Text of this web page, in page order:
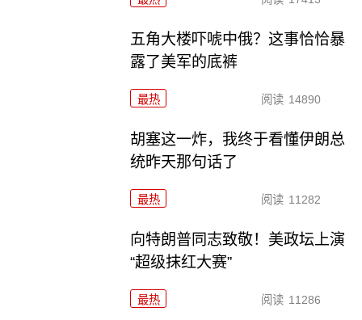
五角大楼吓唬中俄？这事恰恰暴
露了美军的底裤
最热 阅读 14890
胡塞这一炸，我终于看懂伊朗总
统昨天那句话了
最热 阅读 11282
向特朗普同志致敬！美政坛上演
“超级抹红大赛”
最热 阅读 11286